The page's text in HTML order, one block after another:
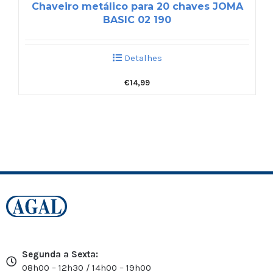
Chaveiro metálico para 20 chaves JOMA
BASIC 02 190
Detalhes
€14,99
Segunda a Sexta:
08h00 – 12h30 / 14h00 – 19h00